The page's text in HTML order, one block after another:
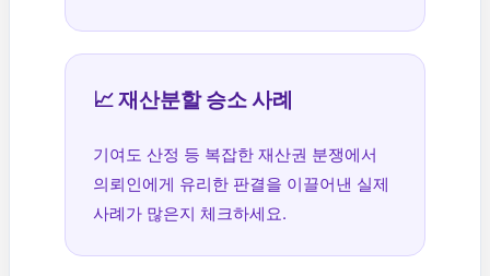
📈 재산분할 승소 사례
기여도 산정 등 복잡한 재산권 분쟁에서
의뢰인에게 유리한 판결을 이끌어낸 실제
사례가 많은지 체크하세요.